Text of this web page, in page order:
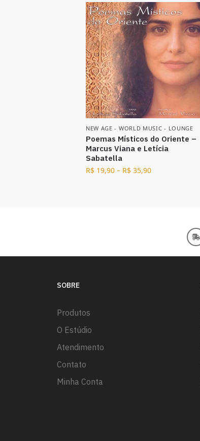
NEW AGE - WORLD MUSIC - LOUNGE
Poemas Místicos do Oriente –
Marcus Viana e Letícia
Sabatella
R$19,90– R$35,90
SOBRE
Produtos
O Estúdio
Atendimento
Contato
Minha Conta